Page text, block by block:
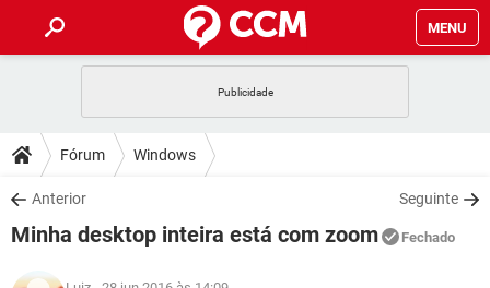
MENU
CELULAR
OUTLOOK
INSTAGRAM GMAIL
DICAS
JOGOS
DOWNLOADS
JOGOS WHATSAPP
Fórum Windows
Anterior Seguinte
Minha desktop inteira está com zoom Fechado